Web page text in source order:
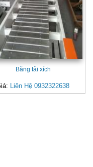
Băng tải xích
Liên Hệ 0932322638